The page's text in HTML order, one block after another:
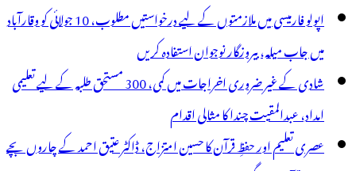
اپولو فارمیسی میں ملازمتوں کے لیے درخواستیں مطلوب، 10 جولائی کو وقارآباد
میں جاب میلہ، بیروزگار نوجوان استفادہ کریں
شادی کے غیر ضروری اخراجات میں کمی، 300 مستحق طلبہ کے لیے تعلیمی
امداد، عبدالمقیت چندا کا مثالی اقدام
عصری تعلیم اور حفظِ قرآن کا حسین امتزاج، ڈاکٹر عتیق احمد کے چاروں بچے